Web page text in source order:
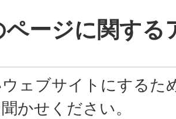
ページに関する
ェブサイトにするた
かせください。